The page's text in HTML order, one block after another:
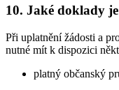
10. Jaké doklady
Při uplatnění žádosti a
nutné mít k dispozici
platný občanský